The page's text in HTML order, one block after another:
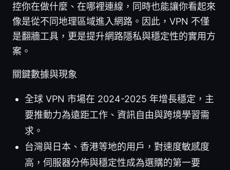
控你在做什麼、在哪裡連線，同時也能讓你看起來
像是從不同地理區域進入網路。因此，VPN 不僅
是翻牆工具，更是提升網路隱私與穩定性的實用方
案。
關鍵數據與現象
全球 VPN 市場在 2024-2025 年增長穩定，主
要推動力為遠距工作、資訊自由與跨境學習需
求。
台灣與日本、香港等地的用戶，對速度敏感度
高，伺服器分佈與穩定性成為選購的第一要